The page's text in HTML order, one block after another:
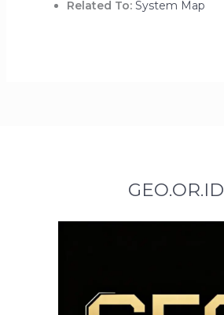
Related To: System Map
GEO.OR.ID